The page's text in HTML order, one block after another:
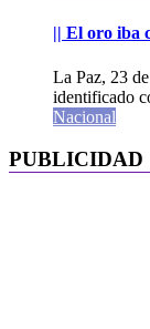
|| El oro iba
La Paz, 23
identificado
Nacional
PUBLICIDAD